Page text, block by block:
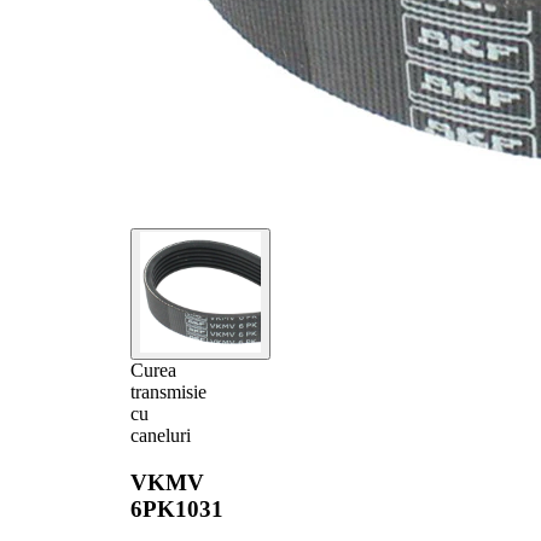
Curea
transmisie
cu
caneluri
VKMV
6PK1031